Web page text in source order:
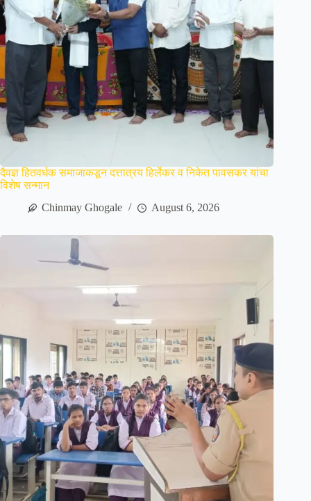
दैवज्ञ हितवर्धक समाजाकडून दत्तात्रय हिर्लेकर व निकेत पावसकर यांचा
विशेष सन्मान
Chinmay Ghogale
August 6, 2026